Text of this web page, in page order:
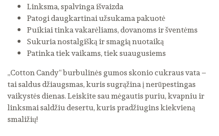
Linksma, spalvinga išvaizda
Patogi daugkartinai užsukama pakuotė
Puikiai tinka vakarėliams, dovanoms ir šventėms
Sukuria nostalgišką ir smagią nuotaiką
Patinka tiek vaikams, tiek suaugusiems
„Cotton Candy“ burbulinės gumos skonio cukraus vata –
tai saldus džiaugsmas, kuris sugrąžina į nerūpestingas
vaikystės dienas. Leiskite sau mėgautis puriu, kvapniu ir
linksmai saldžiu desertu, kuris pradžiugins kiekvieną
smaližių!